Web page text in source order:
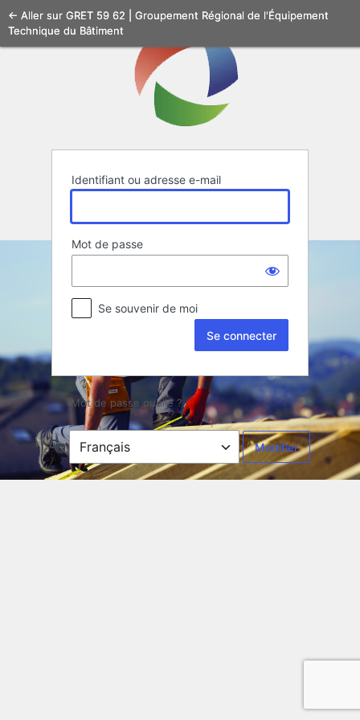
Se
connecter
Identifiant ou adresse e-mail
Mot de passe
Se souvenir de moi
Mot de passe oublié ?
← Aller sur GRET 59 62 | Groupement Régional de l'Équipement
Technique du Bâtiment
Langue